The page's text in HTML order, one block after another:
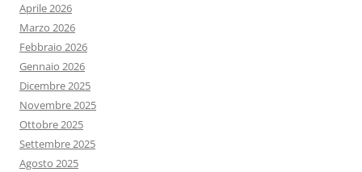
Aprile 2026
Marzo 2026
Febbraio 2026
Gennaio 2026
Dicembre 2025
Novembre 2025
Ottobre 2025
Settembre 2025
Agosto 2025